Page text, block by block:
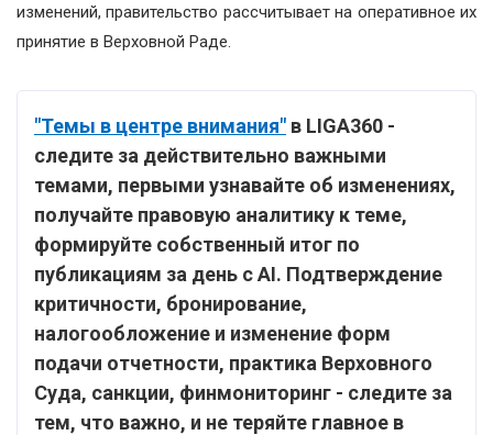
изменений, правительство рассчитывает на оперативное их
принятие в Верховной Раде.
"Темы в центре внимания" в LIGA360 -
следите за действительно важными
темами, первыми узнавайте об изменениях,
получайте правовую аналитику к теме,
формируйте собственный итог по
публикациям за день с AI. Подтверждение
критичности, бронирование,
налогообложение и изменение форм
подачи отчетности, практика Верховного
Суда, санкции, финмониторинг - следите за
тем, что важно, и не теряйте главное в